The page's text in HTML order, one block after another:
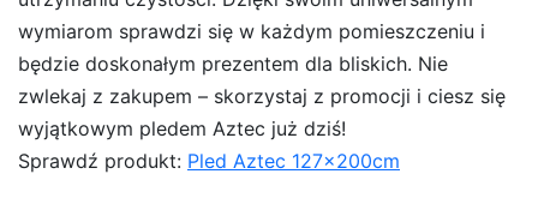
wymiarom sprawdzi się w każdym pomieszczeniu i
będzie doskonałym prezentem dla bliskich. Nie
zwlekaj z zakupem – skorzystaj z promocji i ciesz się
wyjątkowym pledem Aztec już dziś!
Sprawdź produkt: Pled Aztec 127x200cm